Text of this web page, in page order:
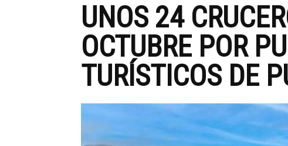
UNOS 24
OCTUBRE POR
TURÍSTICOS DE